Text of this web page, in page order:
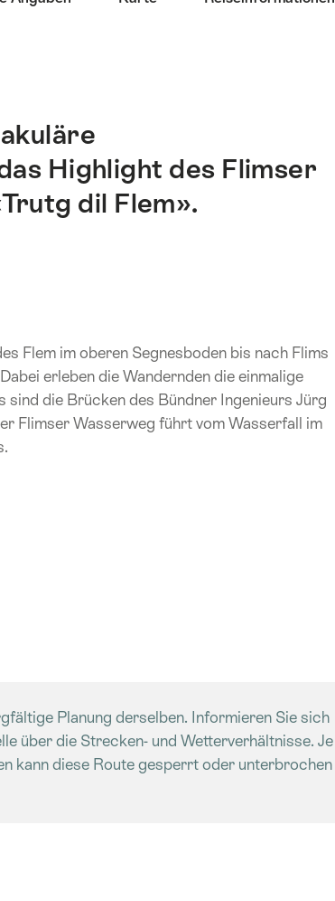
Highlight des Flimser
dil Flem».
Flem im oberen Segnesboden bis nach Flims
erleben die Wandernden die einmalige
die Brücken des Bündner Ingenieurs Jürg
Flimser Wasserweg führt vom Wasserfall im
Planung derselben. Informieren Sie sich
über die Strecken- und Wetterverhältnisse. Je
kann diese Route gesperrt oder unterbrochen